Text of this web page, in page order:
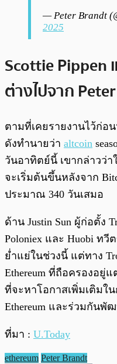
— Peter Brandt
2025
Scottie Pippen
ต่างไปจาก
ตามที่เคยรายงานไว้ก่อ
ดังทำนายว่า altcoin
วันอาทิตย์นี้ เขากล่าวว่
จะเริ่มต้นขึ้นหลังจาก
ประมาณ 340 วันเสมอ
ด้าน Justin Sun ผู้ก่อตั้ง
Poloniex และ Huobi ท
ย่ำแย่ในช่วงนี้ แต่ทาง
Ethereum ที่ถือครองอยู่
ที่จะหาโอกาสเพิ่มเติม
Ethereum และร่วมกัน
ที่มา : U.Today
ethereum Peter Brandt